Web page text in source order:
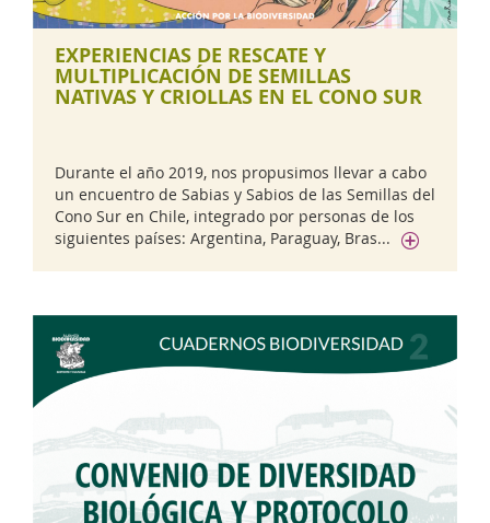
EXPERIENCIAS DE RESCATE Y
MULTIPLICACIÓN DE SEMILLAS
NATIVAS Y CRIOLLAS EN EL CONO SUR
Durante el año 2019, nos propusimos llevar a cabo
un encuentro de Sabias y Sabios de las Semillas del
Cono Sur en Chile, integrado por personas de los
siguientes países: Argentina, Paraguay, Bras...